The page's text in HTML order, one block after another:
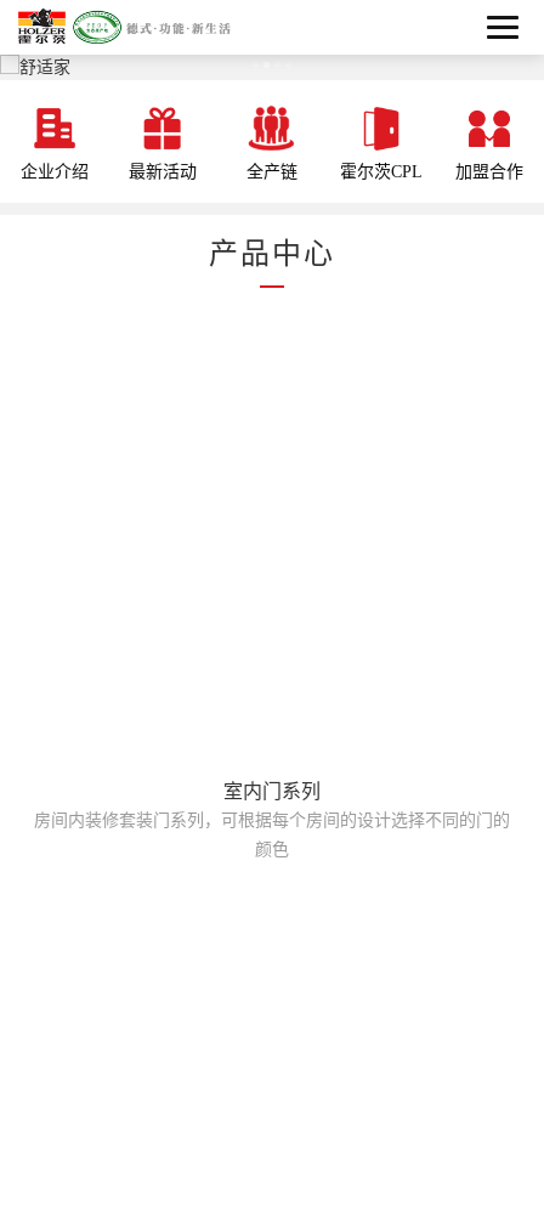
企业介绍 最新活动 全产链 霍尔茨CPL 加盟合作
产品中心
室内门系列
房间内装修套装门系列，可根据每个房间的设计选择不同的门的
颜色